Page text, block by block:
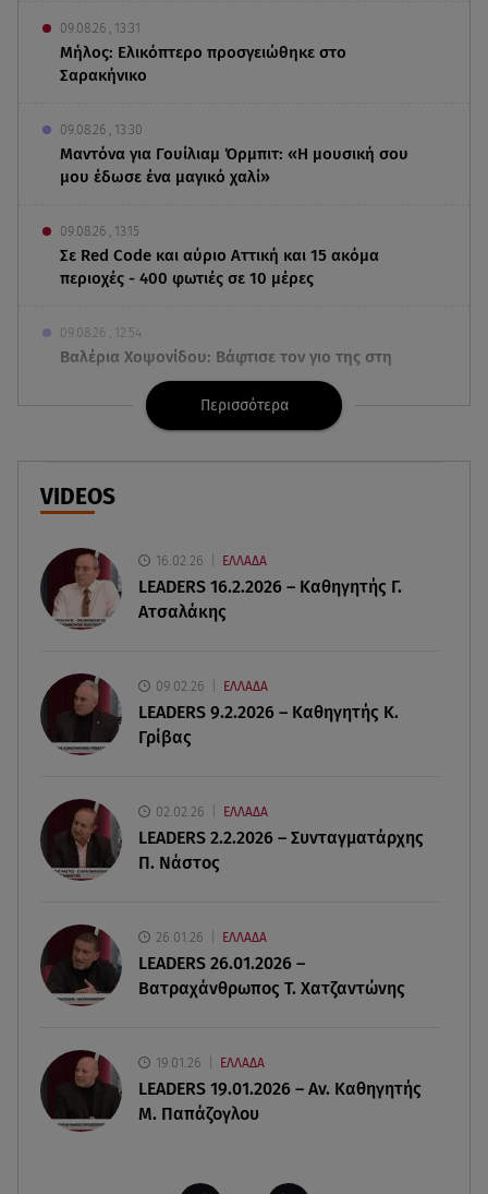
09.08.26 , 13:31
Μήλος: Ελικόπτερο προσγειώθηκε στο
Σαρακήνικο
09.08.26 , 13:30
Μαντόνα για Γουίλιαμ Όρμπιτ: «Η μουσική σου
μου έδωσε ένα μαγικό χαλί»
09.08.26 , 13:15
Σε Red Code και αύριο Αττική και 15 ακόμα
περιοχές - 400 φωτιές σε 10 μέρες
09.08.26 , 12:54
Βαλέρια Χοψονίδου: Βάφτισε τον γιο της στη
Βουλιαγμένη - Το όνομα που πήρε
Ερυθρός Σταυρός: Άγρια επίθεση σε νοσηλεύτρια
Πάρος: Χωρίς ναυαγοσώστη η πισίνα του beach
bar όπου πνίγηκε ο 4χρονος
θαλάσσια απορρίμματα
09.08.26 , 12:13
09.08.26 , 12:00
Πώς να αποσυνδεθείς (ρεαλιστικά) από το άγχος
στις διακοπές
09.08.26 , 11:55
Διακοπές στην Κρήτη κάνει ο πρωθυπουργός
Περισσότερα
VIDEOS
16.02.26 ΕΛΛΑΔΑ
LEADERS 16.2.2026 – Καθηγητής Γ.
Ατσαλάκης
09.02.26 ΕΛΛΑΔΑ
LEADERS 9.2.2026 – Καθηγητής Κ.
Γρίβας
02.02.26 ΕΛΛΑΔΑ
LEADERS 2.2.2026 – Συνταγματάρχης
Π. Νάστος
26.01.26 ΕΛΛΑΔΑ
LEADERS 26.01.2026 –
Βατραχάνθρωπος Τ. Χατζαντώνης
19.01.26 ΕΛΛΑΔΑ
LEADERS 19.01.2026 – Αν. Καθηγητής
Μ. Παπάζογλου